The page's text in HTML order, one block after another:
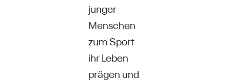
junger
Menschen
zum Sport
ihr Leben
prägen und